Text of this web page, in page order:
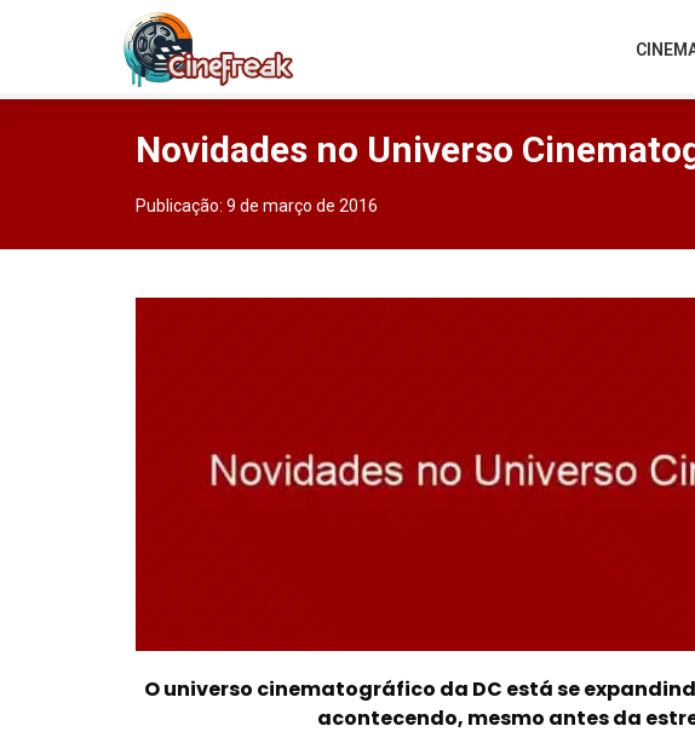
Novidades no Universo
Publicação: 9 de março de 2016
O universo cinematográfico da DC está se
acontecendo, mesmo antes da